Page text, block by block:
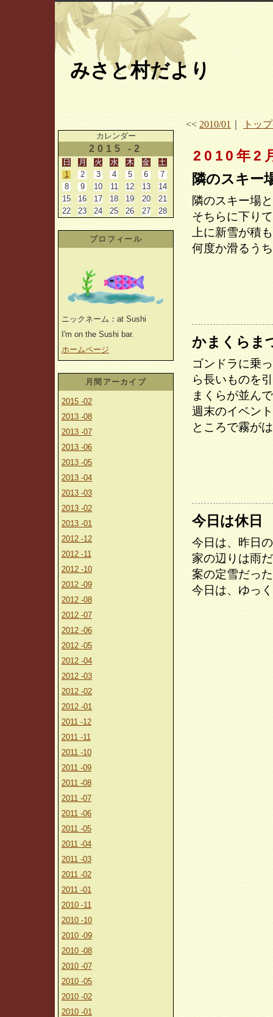
みさと村だより
カレンダー
2015 -2
日 月 火 水 木 金
土
1
2 3 4 5 6
7
8
9 10 11 12 13
14
15
16 17 18 19 20
21
22
23 24 25 26 27 28
プロフィール
ニックネーム：at Sushi
I'm on the Sushi bar.
ホームページ
月間アーカイブ
2015 -02
2013 -08
2013 -07
2013 -06
2013 -05
2013 -04
2013 -03
2013 -02
2013 -01
2012 -12
2012 -11
2012 -10
2012 -09
2012 -08
2012 -07
2012 -06
2012 -05
2012 -04
2012 -03
2012 -02
2012 -01
2011 -12
2011 -11
2011 -10
2011 -09
2011 -08
2011 -07
2011 -06
2011 -05
2011 -04
2011 -03
2011 -02
2011 -01
2010 -11
2010 -10
2010 -09
2010 -08
2010 -07
2010 -05
2010 -02
2010 -01
<< 2010/01 トッ
2010年2
隣のスキー
隣のスキー場
そちらに下り
上に新雪が積
何度か滑るう
かまくらま
ゴンドラに乗
ら長いものを
まくらが並ん
週末のイベン
ところで霧が
今日は休日
今日は、昨日
家の辺りは雨
案の定雪だっ
今日は、ゆっ